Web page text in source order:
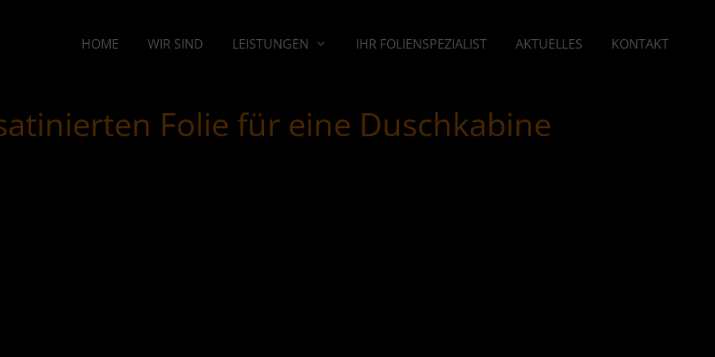
HOME WIR SIND LEISTUNGEN IHR FOLIENSPEZIALIST AKTUELLES KONTAKT
Folie für eine Duschkabine